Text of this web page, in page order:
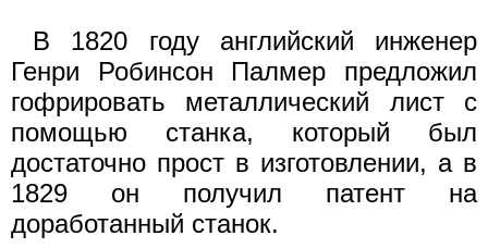
В 1820 году английский инженер
Генри Робинсон Палмер предложил
гофрировать металлический лист с
помощью станка, который был
достаточно прост в изготовлении, а в
1829 он получил патент на
доработанный станок.